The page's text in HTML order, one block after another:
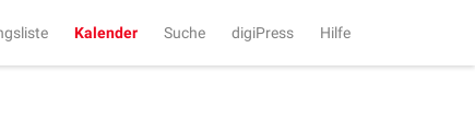
Kalender Suche digiPress Hilfe